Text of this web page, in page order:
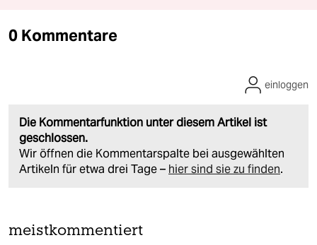
0 Kommentare
Die Kommentarfunktion unter diesem Artikel ist
geschlossen.
Wir öffnen die Kommentarspalte bei ausgewählten
Artikeln für etwa drei Tage – hier sind sie zu finden.
einloggen
meistkommentiert